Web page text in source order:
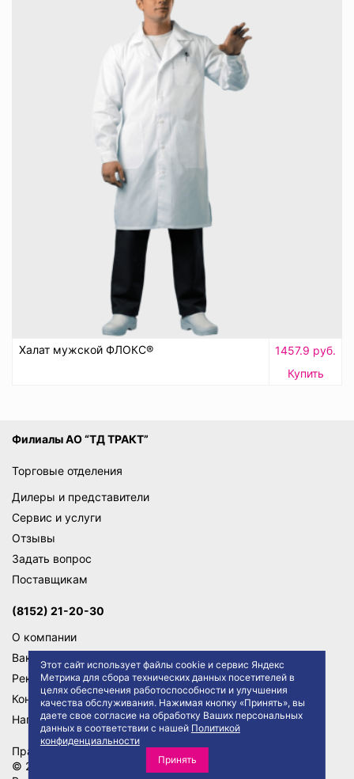
Этот сайт использует файлы cookie и сервис Яндекс
Метрика для сбора технических данных посетителей в
целях обеспечения работоспособности и улучшения
качества обслуживания. Нажимая кнопку «Принять», вы
даете свое согласие на обработку Ваших персональных
данных в соответствии с нашей Политикой
конфиденциальности
Принять
Халат мужской ФЛОКС®
1457.9 руб.
Купить
Филиалы АО “ТД ТРАКТ”
Торговые отделения
Дилеры и представители
Сервис и услуги
Отзывы
Задать вопрос
Поставщикам
(8152) 21-20-30
О компании
Вакансии
Реквизиты
Контакты
Написать директору
Правила сайта
Политика конфиденциальности
© 2026 АО "ТД ТРАКТ"